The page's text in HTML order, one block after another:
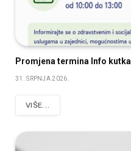
Promjena termina Info kutka
31. SRPNJA 2026.
VIŠE...